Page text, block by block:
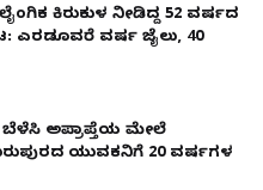
ಕಿರುಕುಳ ನೀಡಿದ್ದ 52 ವರ್ಷದ
ಎರಡೂವರೆ ವರ್ಷ ಜೈಲು, ₹40
ಬೆಳೆಸಿ ಅಪ್ರಾಪ್ತೆಯ ಮೇಲೆ
ಯುವಕನಿಗೆ 20 ವರ್ಷಗಳ